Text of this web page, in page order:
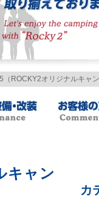
ROCKY2オリジナルキャン
キャン
カ